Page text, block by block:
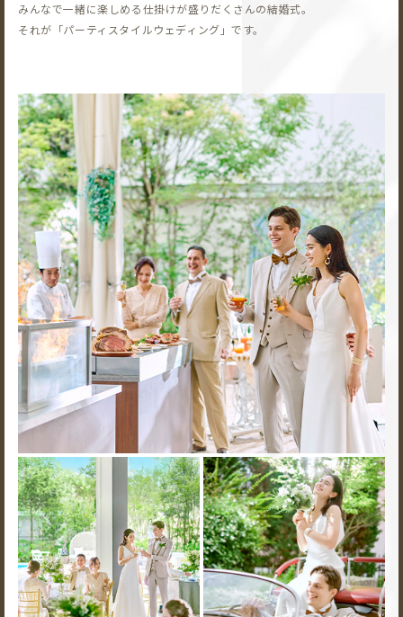
みんなで一緒に楽しめる仕掛けが盛りだくさんの結婚式。
それが「パーティスタイルウェディング」です。